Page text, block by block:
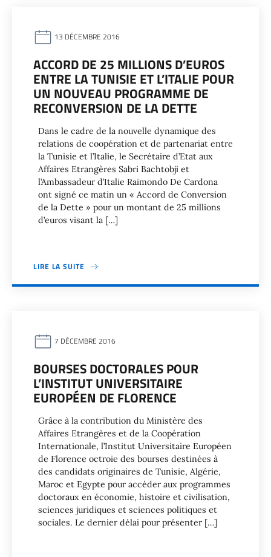
13 DÉCEMBRE 2016
ACCORD DE 25 MILLIONS D’EUROS
ENTRE LA TUNISIE ET L’ITALIE POUR
UN NOUVEAU PROGRAMME DE
RECONVERSION DE LA DETTE
Dans le cadre de la nouvelle dynamique des
relations de coopération et de partenariat entre
la Tunisie et l’Italie, le Secrétaire d’Etat aux
Affaires Etrangères Sabri Bachtobji et
l’Ambassadeur d’Italie Raimondo De Cardona
ont signé ce matin un « Accord de Conversion
de la Dette » pour un montant de 25 millions
d’euros visant la […]
LIRE LA SUITE
7 DÉCEMBRE 2016
BOURSES DOCTORALES POUR
L’INSTITUT UNIVERSITAIRE
EUROPÉEN DE FLORENCE
Grâce à la contribution du Ministère des
Affaires Etrangères et de la Coopération
Internationale, l’Institut Universitaire Européen
de Florence octroie des bourses destinées à
des candidats originaires de Tunisie, Algérie,
Maroc et Egypte pour accéder aux programmes
doctoraux en économie, histoire et civilisation,
sciences juridiques et sciences politiques et
sociales. Le dernier délai pour présenter […]